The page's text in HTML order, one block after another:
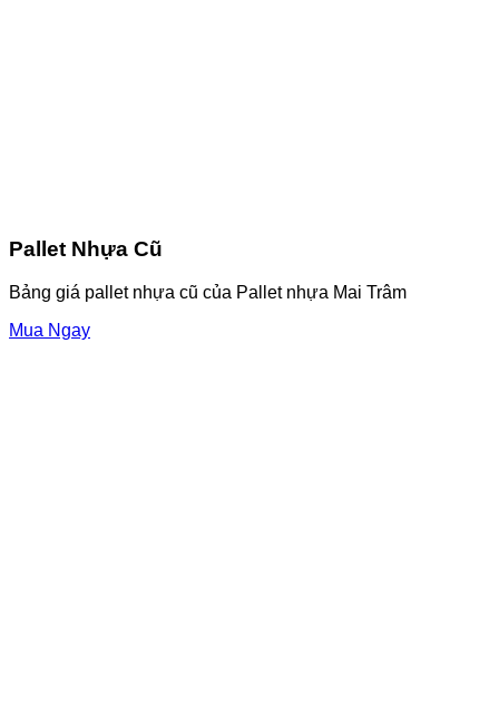
Pallet Nhựa Cũ
Bảng giá pallet nhựa cũ của Pallet nhựa Mai Trâm
Mua Ngay